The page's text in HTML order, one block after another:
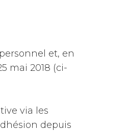
et, en
mai 2018 (ci-
via les
depuis